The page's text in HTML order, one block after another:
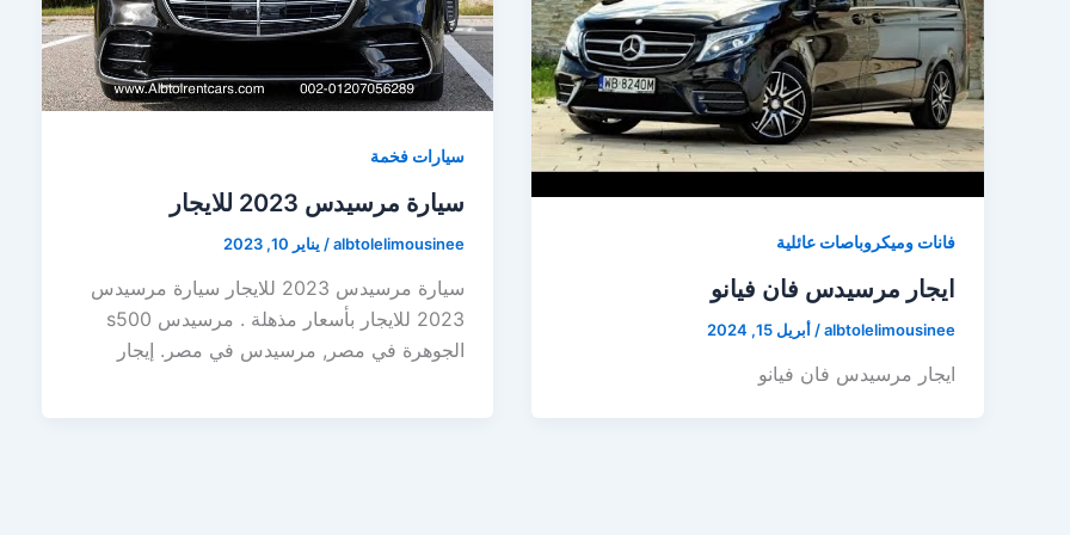
فانات وميكروباصات عائلية
ايجار مرسيدس فان فيانو
albtolelimousinee
/ أبريل 15, 2024
ايجار مرسيدس فان فيانو
سيارات فخمة
سيارة مرسيدس 2023 للايجار
albtolelimousinee
/ يناير 10, 2023
سيارة مرسيدس 2023 للايجار سيارة مرسيدس
2023 للايجار بأسعار مذهلة . مرسيدس s500
الجوهرة في مصر, مرسيدس في مصر. إيجار